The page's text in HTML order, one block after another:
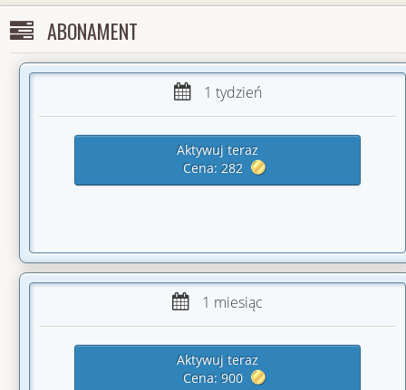
2021-07
80% 75.50%
75.50j
50% 16.50%
2021-03
19% -48.33%
-101.50j
37% -16.80%
2021-01
63% 58.08%
139.40j
2020-11
71% 51.43%
36.00j
67%
2020-02
100% 105.33%
31.60j
100% 100.00%
ABONAMENT
1 tydzień
Aktywuj teraz
Cena: 282
1 miesiąc
Aktywuj teraz
Cena: 900